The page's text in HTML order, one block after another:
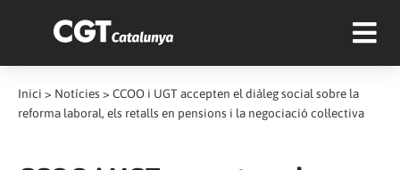
Inici > Notícies > CCOO i UGT accepten el diàleg social sobre la
reforma laboral, els retalls en pensions i la negociació col·lectiva